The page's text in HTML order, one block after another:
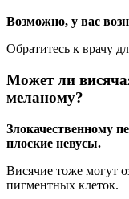
Возможно, у вас
Обратитесь к врачу
Может ли
меланому?
Злокачественному
плоские невусы.
Висячие тоже могут
пигментных клеток.